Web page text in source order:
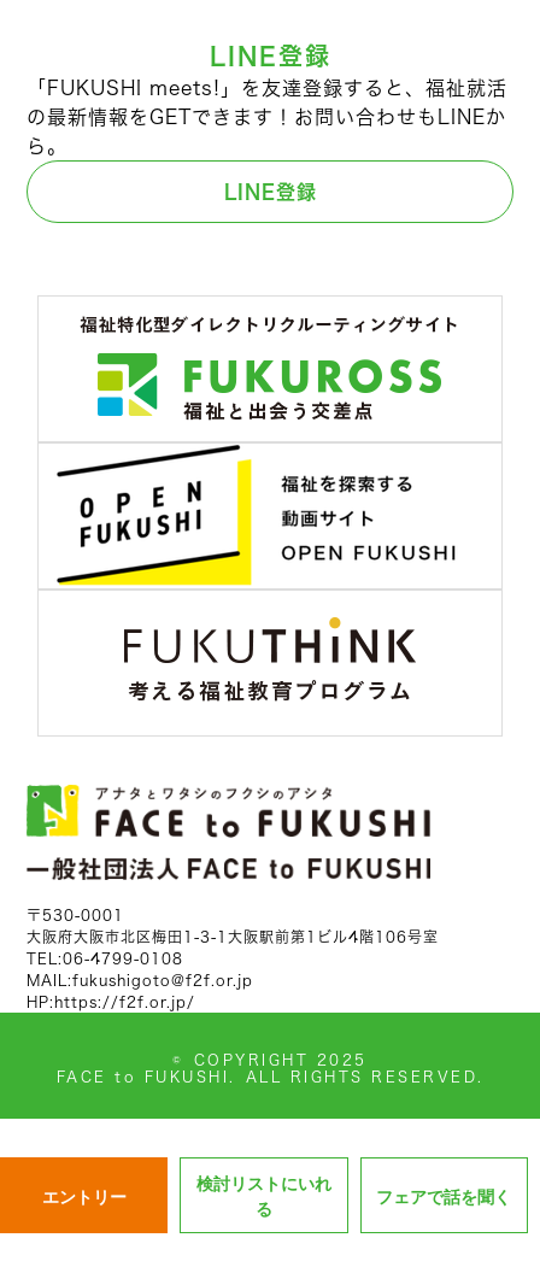
エントリー
検討リストにいれ
る
フェアで話を聞く
LINE登録
「FUKUSHI meets!」を友達登録すると、福祉就活
の最新情報をGETできます！お問い合わせもLINEか
ら。
LINE登録
〒530-0001
大阪府大阪市北区梅田1-3-1大阪駅前第1ビル4階106号室
TEL:06-4799-0108
MAIL:fukushigoto@f2f.or.jp
HP: https://f2f.or.jp/
©
COPYRIGHT 2025
FACE to FUKUSHI.
ALL RIGHTS RESERVED.